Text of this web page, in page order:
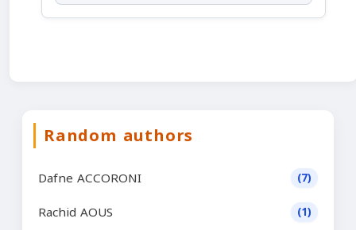
Random authors
Dafne ACCORONI (7)
Rachid AOUS (1)